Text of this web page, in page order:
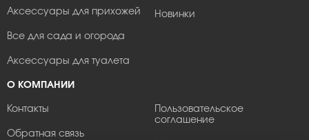
Аксессуары для прихожей
Все для сада и огорода
Аксессуары для туалета
Новинки
О КОМПАНИИ
Контакты
Обратная связь
Пользовательское
соглашение